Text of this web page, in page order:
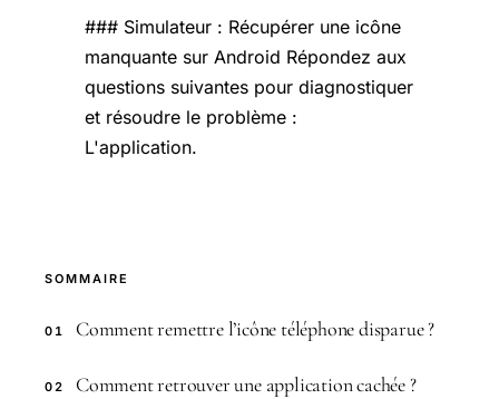
### Simulateur : Récupérer une icône
manquante sur Android Répondez aux
questions suivantes pour diagnostiquer
et résoudre le problème :
L'application.
SOMMAIRE
01 Comment remettre l’icône téléphone disparue ?
02 Comment retrouver une application cachée ?